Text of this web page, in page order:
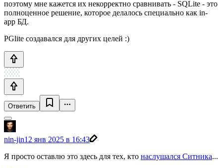
поэтому мне кажется их некорректно сравнивать - SQLite - это
полноценное решение, которое делалось специально как in-
app БД.
PGlite создавался для других целей :)
Ответить
nin-jin12 янв 2025 в 16:43
Я просто оставлю это здесь для тех, кто наслушался Ситника...